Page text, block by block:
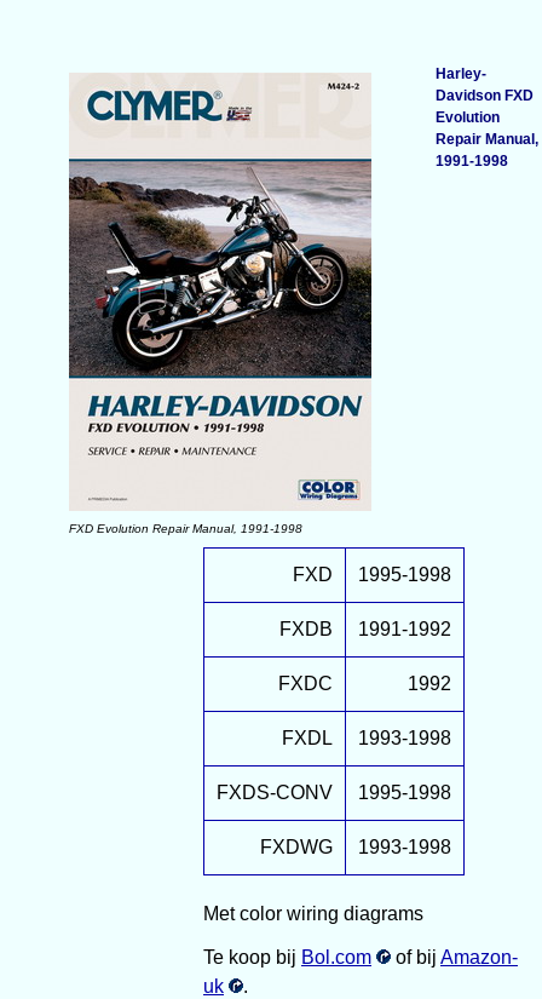
FXD Evolution Repair Manual, 1991-1998
Harley-
Davidson FXD
Evolution
Repair Manual,
1991-1998
FXD 1995-1998
FXDB 1991-1992
FXDC 1992
FXDL 1993-1998
FXDS-CONV 1995-1998
FXDWG 1993-1998
Met color wiring diagrams
Te koop bij Bol.com of bij Amazon-
uk
.